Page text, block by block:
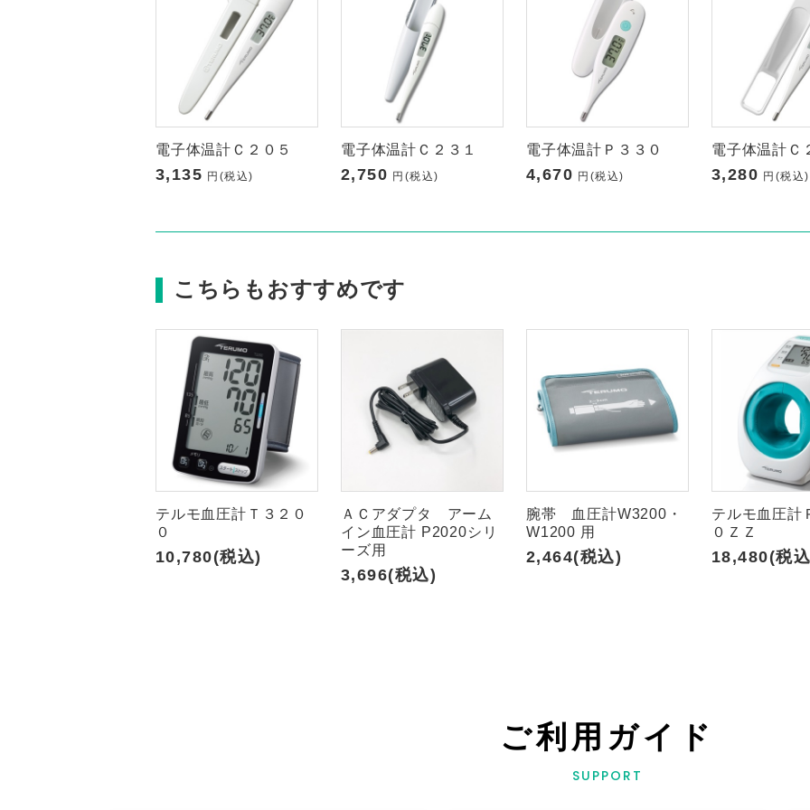
電子体温計Ｃ２０５
3,135 円(税込)
電子体温計Ｃ２３１
2,750 円(税込)
電子体温計Ｐ３３０
4,670 円(税込)
電子体温計Ｃ
3,280 円(税込)
こちらもおすすめです
テルモ血圧計Ｔ３２０
０
10,780(税込)
ＡＣアダプタ アーム
イン血圧計 P2020シリ
ーズ用
3,696(税込)
腕帯 血圧計W3200・
W1200 用
2,464(税込)
テルモ血圧計
０ＺＺ
18,480(税
ご利用ガイド
SUPPORT